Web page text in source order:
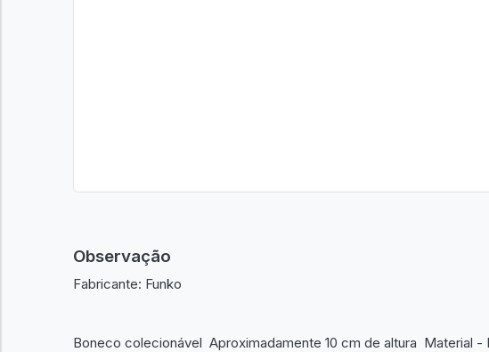
Observação
Fabricante: Funko
Boneco colecionável Aproximadamente 10 cm de altura Material -